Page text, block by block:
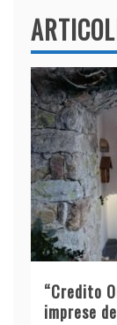
“Credito
imprese